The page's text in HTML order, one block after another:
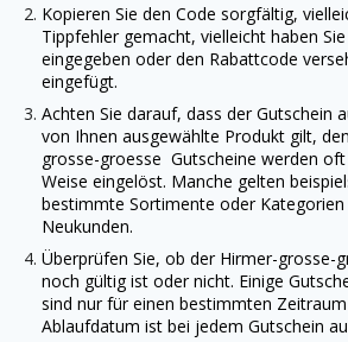
Kopieren Sie den Code sorgfältig,
Tippfehler gemacht, vielleicht haben
eingegeben oder den Rabattcode
eingefügt.
Achten Sie darauf, dass der Gutschein
von Ihnen ausgewählte Produkt gilt,
grosse-groesse Gutscheine werden
Weise eingelöst. Manche gelten
bestimmte Sortimente oder
Neukunden.
Überprüfen Sie, ob der Hirmer-grosse-
noch gültig ist oder nicht. Einige
sind nur für einen bestimmten
Ablaufdatum ist bei jedem Gutschein